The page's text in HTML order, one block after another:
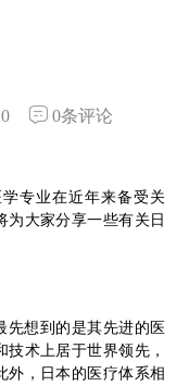
0
0条评论
专业在近年来备受关
为大家分享一些有关日
先想到的是其先进的医
术上居于世界领先，
外，日本的医疗体系相